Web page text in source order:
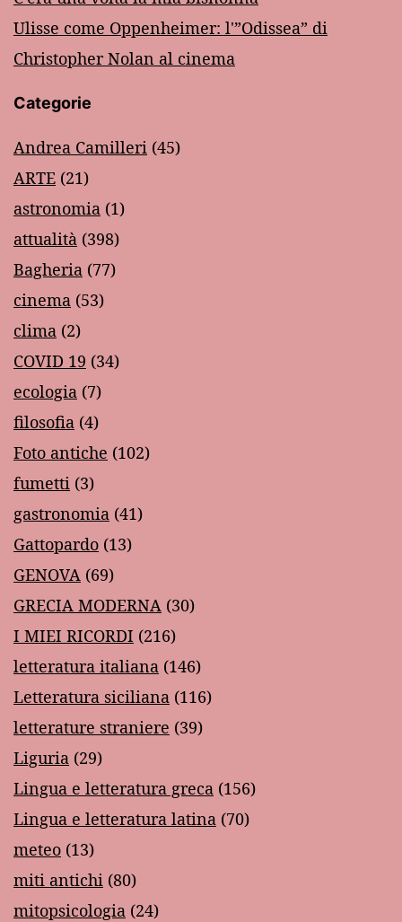
Ulisse come Oppenheimer: l'”Odissea” di
Christopher Nolan al cinema
Categorie
Andrea Camilleri (45)
ARTE (21)
astronomia (1)
attualità (398)
Bagheria (77)
cinema (53)
clima (2)
COVID 19 (34)
ecologia (7)
filosofia (4)
Foto antiche (102)
fumetti (3)
gastronomia (41)
Gattopardo (13)
GENOVA (69)
GRECIA MODERNA (30)
I MIEI RICORDI (216)
letteratura italiana (146)
Letteratura siciliana (116)
letterature straniere (39)
Liguria (29)
Lingua e letteratura greca (156)
Lingua e letteratura latina (70)
meteo (13)
miti antichi (80)
mitopsicologia (24)